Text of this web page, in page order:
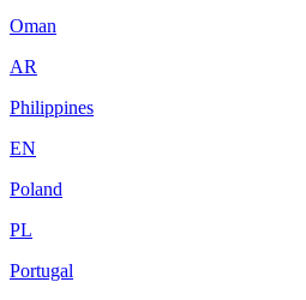
Oman
AR
Philippines
EN
Poland
PL
Portugal